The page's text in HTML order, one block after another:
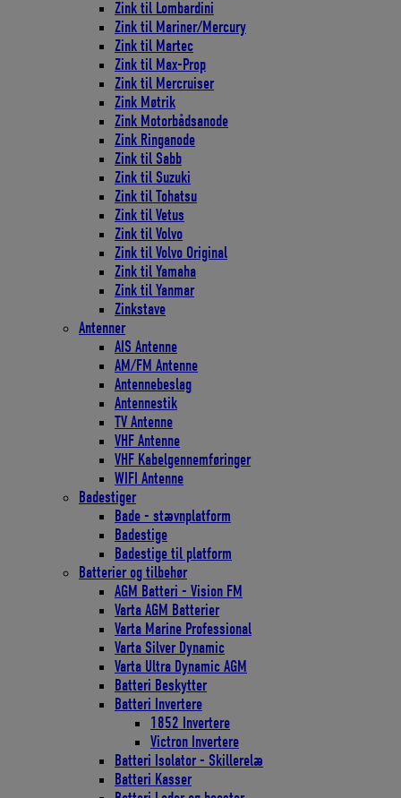
Zink til Lombardini
Zink til Mariner/Mercury
Zink til Martec
Zink til Max-Prop
Zink til Mercruiser
Zink Møtrik
Zink Motorbådsanode
Zink Ringanode
Zink til Sabb
Zink til Suzuki
Zink til Tohatsu
Zink til Vetus
Zink til Volvo
Zink til Volvo Original
Zink til Yamaha
Zink til Yanmar
Zinkstave
Antenner
AIS Antenne
AM/FM Antenne
Antennebeslag
Antennestik
TV Antenne
VHF Antenne
VHF Kabelgennemføringer
WIFI Antenne
Badestiger
Bade - stævnplatform
Badestige
Badestige til platform
Batterier og tilbehør
AGM Batteri - Vision FM
Varta AGM Batterier
Varta Marine Professional
Varta Silver Dynamic
Varta Ultra Dynamic AGM
Batteri Beskytter
Batteri Invertere
1852 Invertere
Victron Invertere
Batteri Isolator - Skillerelæ
Batteri Kasser